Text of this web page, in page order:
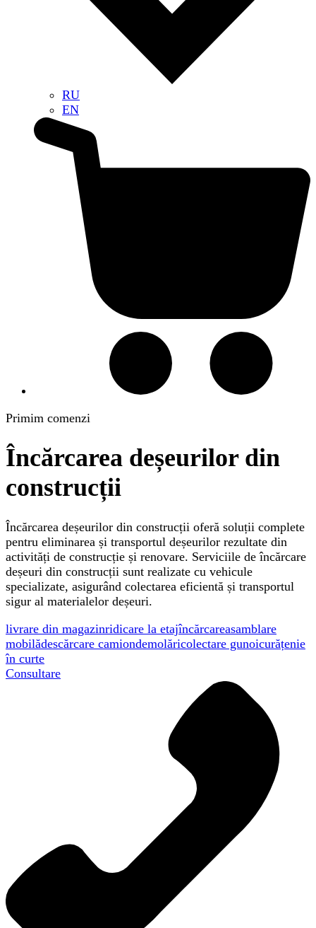
RU
EN
Primim comenzi
Încărcarea deșeurilor din
construcții
Încărcarea deșeurilor din construcții oferă soluții complete
pentru eliminarea și transportul deșeurilor rezultate din
activități de construcție și renovare. Serviciile de încărcare
deșeuri din construcții sunt realizate cu vehicule
specializate, asigurând colectarea eficientă și transportul
sigur al materialelor deșeuri.
livrare din magazinridicare la etajîncărcareasamblare
mobilădescărcare camiondemolăricolectare gunoicurățenie
în curte
Consultare